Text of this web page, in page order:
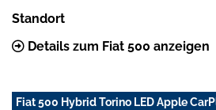
Standort
Details zum Fiat 500 anzeigen
Fiat 500 Hybrid Torino LED Apple